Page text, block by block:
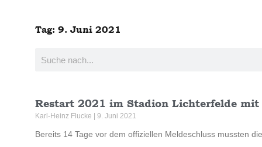
Tag: 9. Juni 2021
Restart 2021 im Stadion Lichterfelde mit
Karl-Heinz Flucke 9. Juni 2021
Bereits 14 Tage vor dem offiziellen Meldeschluss mussten